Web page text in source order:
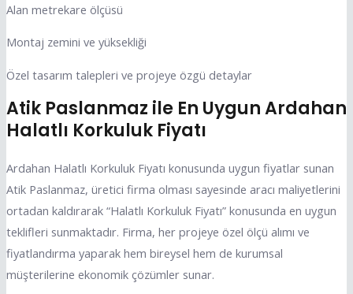
Alan metrekare ölçüsü
Montaj zemini ve yüksekliği
Özel tasarım talepleri ve projeye özgü detaylar
Atik Paslanmaz ile En Uygun Ardahan
Halatlı Korkuluk Fiyatı
Ardahan Halatlı Korkuluk Fiyatı konusunda uygun fiyatlar sunan
Atik Paslanmaz, üretici firma olması sayesinde aracı maliyetlerini
ortadan kaldırarak “Halatlı Korkuluk Fiyatı” konusunda en uygun
teklifleri sunmaktadır. Firma, her projeye özel ölçü alımı ve
fiyatlandırma yaparak hem bireysel hem de kurumsal
müşterilerine ekonomik çözümler sunar.